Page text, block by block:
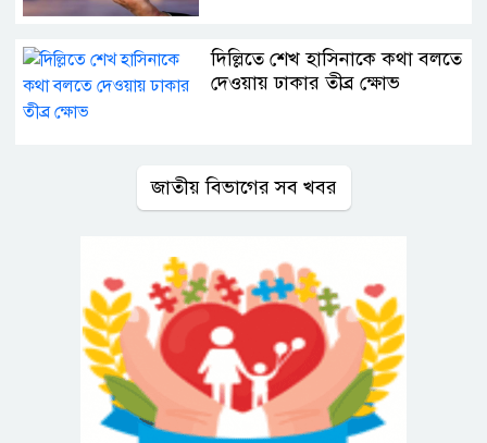
দিল্লিতে শেখ হাসিনাকে কথা বলতে
দেওয়ায় ঢাকার তীব্র ক্ষোভ
জাতীয় বিভাগের সব খবর